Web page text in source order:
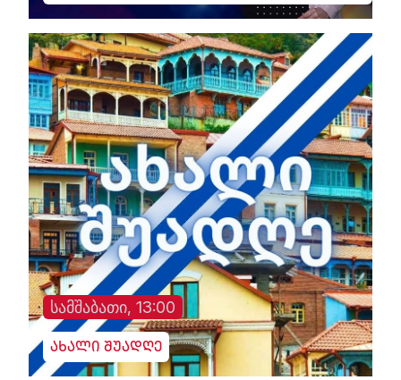
სამშაბათი, 13:00
ახალი შუადღე